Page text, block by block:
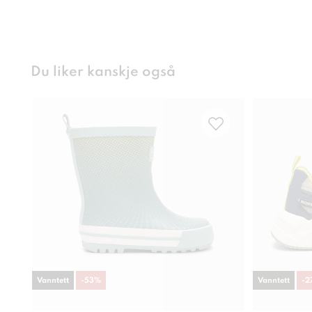
Du liker kanskje også
Vanntett -53% Vanntett -